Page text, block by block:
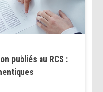
publiés au RCS :